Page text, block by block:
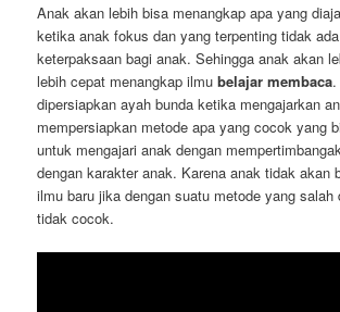
Anak akan lebih bisa menangkap apa yang
ketika anak fokus dan yang terpenting tidak
keterpaksaan bagi anak. Sehingga anak akan
lebih cepat menangkap ilmubelajar membaca
dipersiapkan ayah bunda ketika mengajarkan
mempersiapkan metode apa yang cocok yang
untuk mengajari anak dengan
dengan karakter anak. Karena anak tidak akan
ilmu baru jika dengan suatu metode yang salah
tidak cocok.